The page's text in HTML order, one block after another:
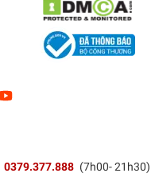
0379.377.888 (7h00- 21h30)